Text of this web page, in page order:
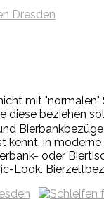
mit
diese beziehen
in
oder
Look.